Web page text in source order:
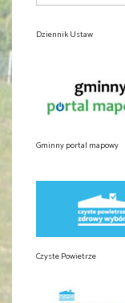
Dziennik Ustaw
Gminny portal mapowy
Czyste Powietrze